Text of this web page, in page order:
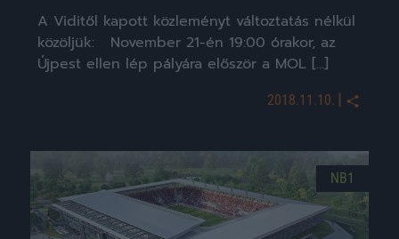
A Viditől kapott közleményt változtatás nélkül
közöljük: November 21-én 19:00 órakor, az
Újpest ellen lép pályára először a MOL […]
2018.11.10. |
NB1